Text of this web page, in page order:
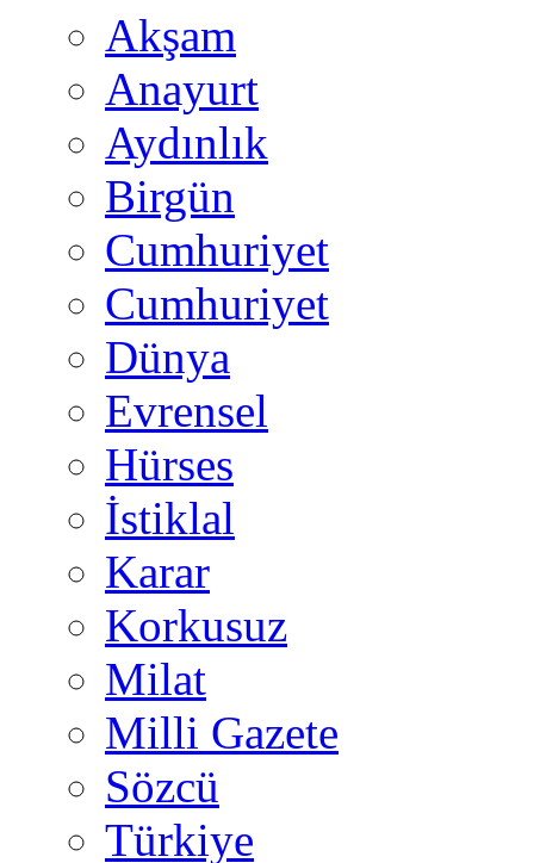
Akşam
Anayurt
Aydınlık
Birgün
Cumhuriyet
Cumhuriyet
Dünya
Evrensel
Hürses
İstiklal
Karar
Korkusuz
Milat
Milli Gazete
Sözcü
Türkiye